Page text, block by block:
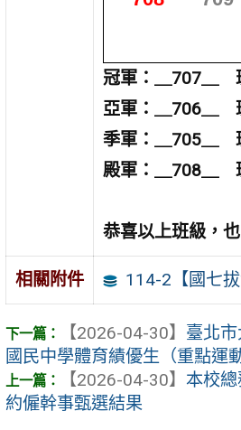
冠軍：＿ 707＿
亞軍：＿ 706＿
季軍：＿ 705＿
殿軍：＿708＿
恭喜以上班級，
相關附件 114-2【國七
【2026-04-30】 臺北
國民中學體育績優生（重點運
【2026-04-30】 本校
約僱幹事甄選結果